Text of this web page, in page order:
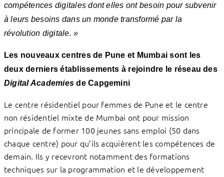
compétences digitales dont elles ont besoin pour subvenir
à leurs besoins dans un monde transformé par la
révolution digitale. »
Les nouveaux centres de Pune et Mumbai sont les
deux derniers établissements à rejoindre le réseau des
Digital Academies de Capgemini
Le centre résidentiel pour femmes de Pune et le centre
non résidentiel mixte de Mumbai ont pour mission
principale de former 100 jeunes sans emploi (50 dans
chaque centre) pour qu’ils acquièrent les compétences de
demain. Ils y recevront notamment des formations
techniques sur la programmation et le développement